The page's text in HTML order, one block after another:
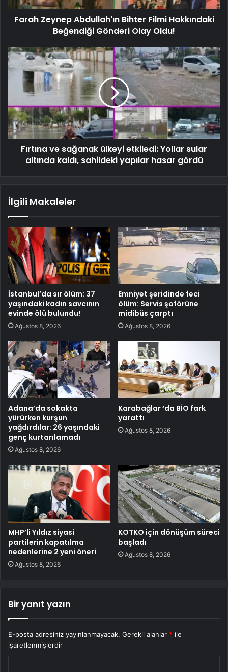
Farah Zeynep Abdullah'ın Bihter Filmi Hakkındaki
Beğendiği Gönderi Olay Oldu!
Fırtına ve sağanak ülkeyi etkiledi: Yollar sular
altında kaldı, sahildeki yapılar hasar gördü
İlgili Makaleler
İstanbul’da sır ölüm: 37
yaşındaki kadın savcının
evinde ölü bulundu!
Ağustos 8, 2026
Emniyet şeridinde feci
ölüm: Servis şoförüne
midibüs çarptı
Ağustos 8, 2026
Adana’da sokakta
yürürken kurşun
yağdırdılar: 26 yaşındaki
genç kurtarılamadı
Ağustos 8, 2026
Karabağlar ‘da BİO fark
yarattı
Ağustos 8, 2026
MHP’li Yıldız siyasi
partilerin kapatılma
nedenlerine 2 yeni öneri
Ağustos 8, 2026
KOTKO için dönüşüm süreci
başladı
Ağustos 8, 2026
Bir yanıt yazın
E-posta adresiniz yayınlanmayacak. Gerekli alanlar * ile
işaretlenmişlerdir